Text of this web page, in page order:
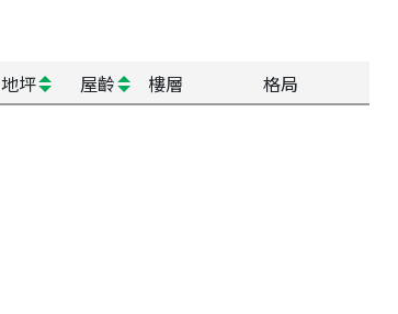
地坪 屋齡 樓層 格局